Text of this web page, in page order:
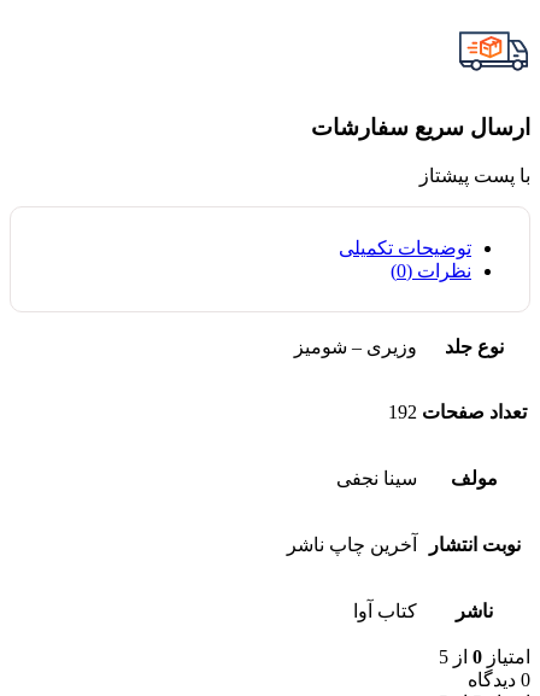
ارسال سریع سفارشات
با پست پیشتاز
توضیحات تکمیلی
نظرات (0)
نوع جلد وزیری – شومیز
تعداد صفحات 192
مولف سینا نجفی
نوبت انتشار آخرین چاپ ناشر
ناشر کتاب آوا
امتیاز 0 از 5
0 دیدگاه